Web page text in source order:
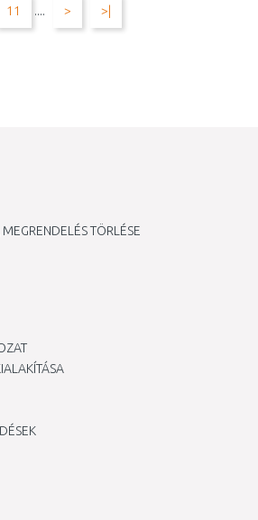
11 .... > >|
TÖRLÉSE